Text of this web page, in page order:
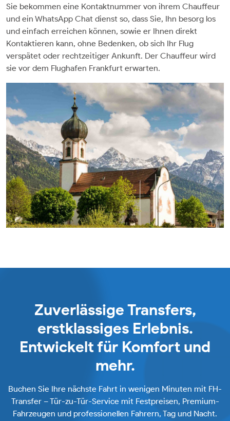
Sie bekommen eine Kontaktnummer von ihrem Chauffeur
und ein WhatsApp Chat dienst so, dass Sie, Ihn besorg los
und einfach erreichen können, sowie er Ihnen direkt
Kontaktieren kann, ohne Bedenken, ob sich Ihr Flug
verspätet oder rechtzeitiger Ankunft. Der Chauffeur wird
sie vor dem Flughafen Frankfurt erwarten.
Zuverlässige Transfers,
erstklassiges Erlebnis.
Entwickelt für Komfort und
mehr.
Buchen Sie Ihre nächste Fahrt in wenigen Minuten mit FH-
Transfer – Tür-zu-Tür-Service mit Festpreisen, Premium-
Fahrzeugen und professionellen Fahrern, Tag und Nacht.